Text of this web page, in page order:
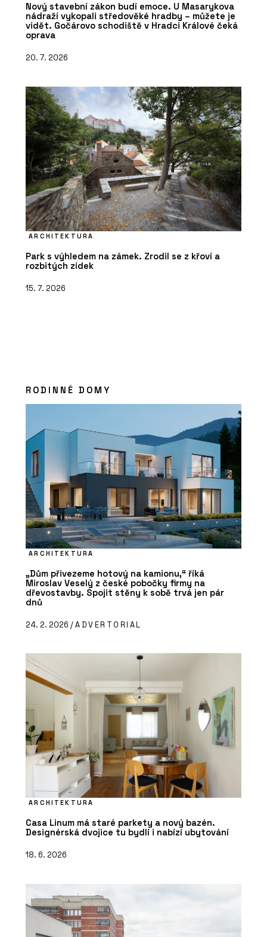
Nový stavební zákon budí emoce. U Masarykova
nádraží vykopali středověké hradby – můžete je
vidět. Gočárovo schodiště v Hradci Králové čeká
oprava
20. 7. 2026
ARCHITEKTURA
Park s výhledem na zámek. Zrodil se z křoví a
rozbitých zídek
15. 7. 2026
RODINNÉ DOMY
ARCHITEKTURA
„Dům přivezeme hotový na kamionu,“ říká
Miroslav Veselý z české pobočky firmy na
dřevostavby. Spojit stěny k sobě trvá jen pár
dnů
24. 2. 2026 /ADVERTORIAL
ARCHITEKTURA
Casa Linum má staré parkety a nový bazén.
Designérská dvojice tu bydlí i nabízí ubytování
18. 6. 2026